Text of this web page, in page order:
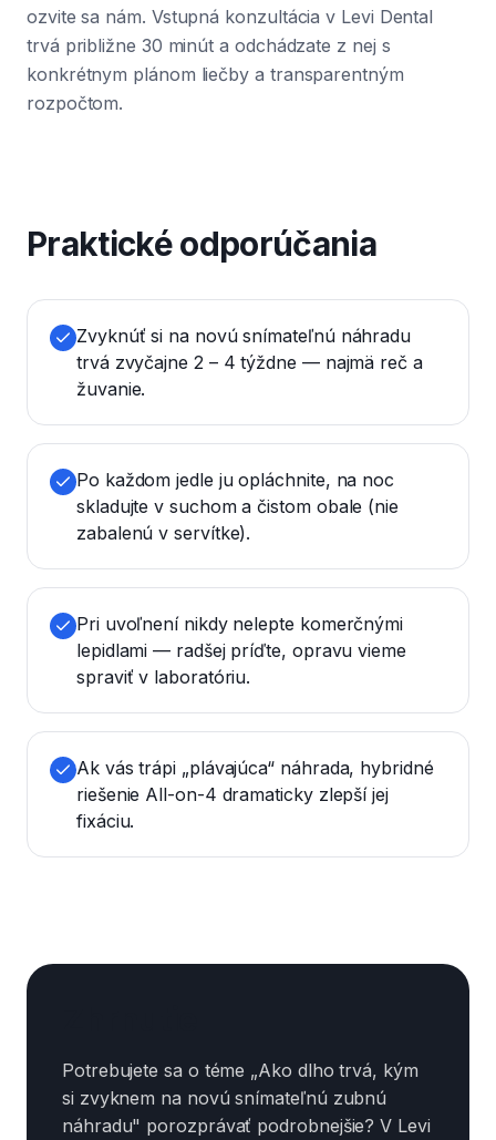
ozvite sa nám. Vstupná konzultácia v Levi Dental
trvá približne 30 minút a odchádzate z nej s
konkrétnym plánom liečby a transparentným
rozpočtom.
Praktické odporúčania
Zvyknúť si na novú snímateľnú náhradu
trvá zvyčajne 2 – 4 týždne — najmä reč a
žuvanie.
Po každom jedle ju opláchnite, na noc
skladujte v suchom a čistom obale (nie
zabalenú v servítke).
Pri uvoľnení nikdy nelepte komerčnými
lepidlami — radšej príďte, opravu vieme
spraviť v laboratóriu.
Ak vás trápi „plávajúca“ náhrada, hybridné
riešenie All-on-4 dramaticky zlepší jej
fixáciu.
Potrebujete sa o téme „Ako dlho trvá, kým
si zvyknem na novú snímateľnú zubnú
náhradu" porozprávať podrobnejšie? V Levi